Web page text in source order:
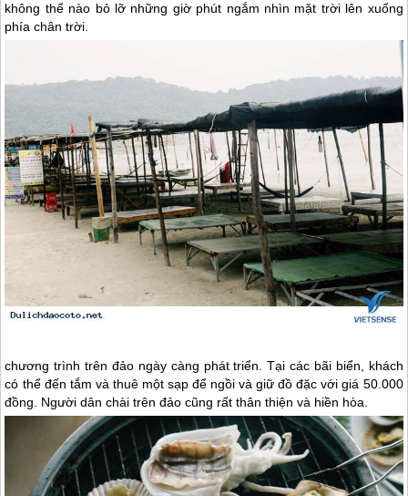
không thể nào bỏ lỡ những giờ phút ngắm nhìn mặt trời lên xuống
phía chân trời.
chương trình trên đảo ngày càng phát triển. Tại các bãi biển, khách
có thể đến tắm và thuê một sạp để ngồi và giữ đồ đặc với giá 50.000
đồng. Người dân chài trên đảo cũng rất thân thiện và hiền hòa.